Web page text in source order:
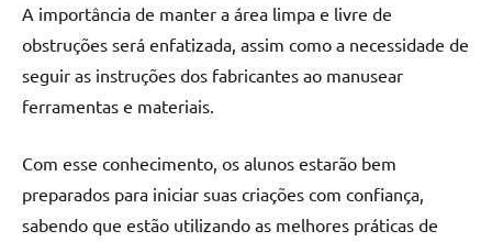
A importância de manter a área limpa e livre de
obstruções será enfatizada, assim como a necessidade de
seguir as instruções dos fabricantes ao manusear
ferramentas e materiais.
Com esse conhecimento, os alunos estarão bem
preparados para iniciar suas criações com confiança,
sabendo que estão utilizando as melhores práticas de